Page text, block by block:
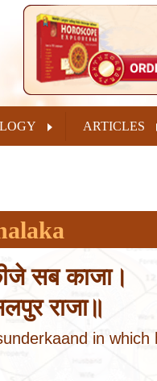
ARTICLES
सब काजा।
राजा॥
in which